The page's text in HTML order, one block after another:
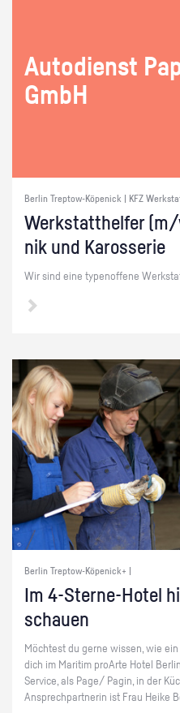
Au­to­dienst
GmbH
Berlin Treptow-Köpenick | KFZ
Werk­statt­hel­fer
nik und Ka­ros­se­rie
Wir sind eine ty­pen­of­fe­ne
Berlin Treptow-Köpenick+ |
Im 4-Ster­ne-Ho­tel
schau­en
Möch­test du gerne wis­sen, wie
dich im Ma­ri­tim pro­Ar­te Hotel
Ser­vice, als Page/ Pagin, in der
An­sprech­part­ne­rin ist Frau Heike